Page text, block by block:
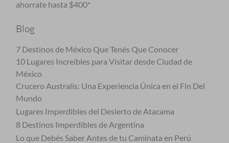
ahorrate hasta $400*
Blog
7 Destinos de México Que Tenés Que Conocer
10 Lugares Increíbles para Visitar desde Ciudad de
México
Crucero Australis: Una Experiencia Única en el Fin Del
Mundo
Lugares Imperdibles del Desierto de Atacama
8 Destinos Imperdibles de Argentina
Lo que Debés Saber Antes de tu Caminata en Perú